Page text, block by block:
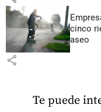
cinco
aseo
share
Te puede